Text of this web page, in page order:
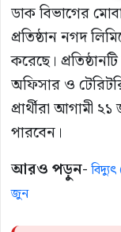
ডাক বিভাগের
প্রতিষ্ঠান নগদ
করেছে।
অফিসার ও
প্রার্থীরা আগামী
পারবেন।
আরও পড়ুন-
জুন